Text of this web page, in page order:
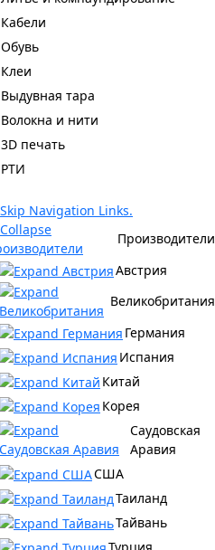
Кабели
Обувь
Клеи
Выдувная тара
Волокна и нити
3D печать
РТИ
Производители
Австрия
Великобритания
Германия
Испания
Китай
Корея
Саудовская
Аравия
США
Таиланд
Тайвань